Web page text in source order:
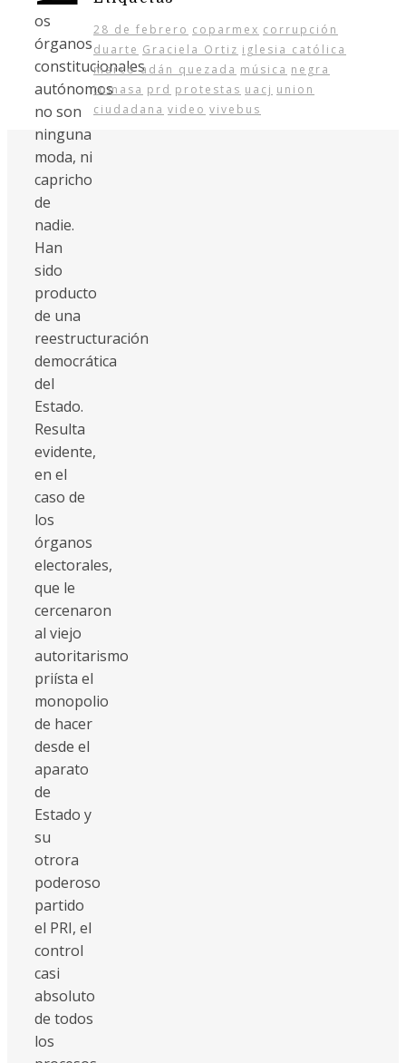
os
órganos
constitucionales
autónomos
no son
ninguna
moda, ni
capricho
de
nadie.
Han
sido
producto
de una
reestructuración
democrática
del
Estado.
Resulta
evidente,
en el
caso de
los
órganos
electorales,
que le
cercenaron
al viejo
autoritarismo
priísta el
monopolio
de hacer
desde el
aparato
de
Estado y
su
otrora
poderoso
partido
el PRI, el
control
casi
absoluto
de todos
los
28 de febrero coparmex corrupción
duarte Graciela Ortiz iglesia católica
marco adán quezada música negra
tomasa prd protestas uacj union
ciudadana video vivebus